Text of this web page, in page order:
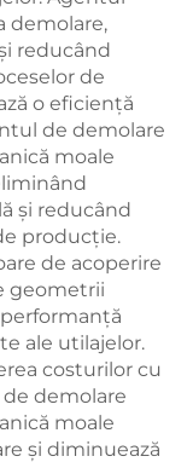
demolare,
reducând
de
o eficiență
de demolare
moale
și reducând
producție.
de acoperire
geometrii
ale utilajelor.
costurilor cu
demolare
moale
și diminuează